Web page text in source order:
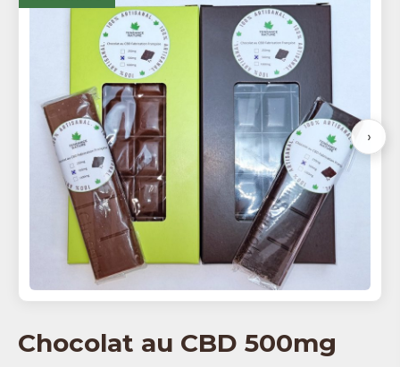
›
Chocolat au CBD 500mg